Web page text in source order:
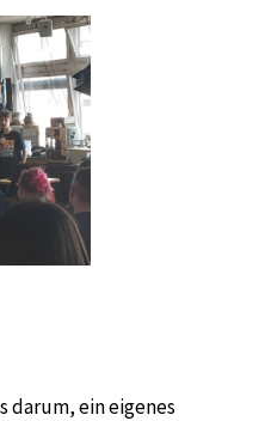
darum, ein eigenes